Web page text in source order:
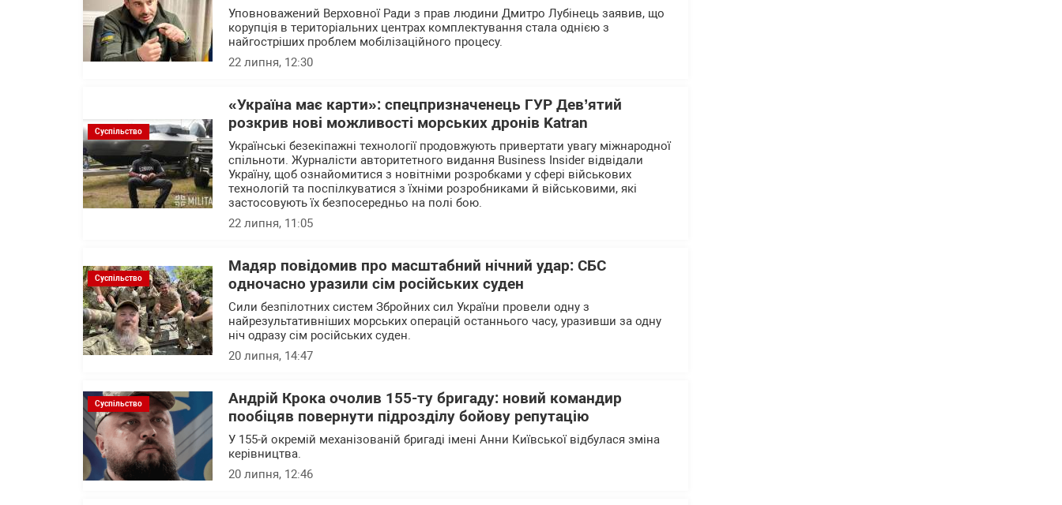
Уповноважений Верховної Ради з прав людини Дмитро Лубінець заявив, що
корупція в територіальних центрах комплектування стала однією з
найгостріших проблем мобілізаційного процесу.
22 липня, 12:30
Суспільство
«Україна має карти»: спецпризначенець ГУР Дев’ятий
розкрив нові можливості морських дронів Katran
Українські безекіпажні технології продовжують привертати увагу міжнародної
спільноти. Журналісти авторитетного видання Business Insider відвідали
Україну, щоб ознайомитися з новітніми розробками у сфері військових
технологій та поспілкуватися з їхніми розробниками й військовими, які
застосовують їх безпосередньо на полі бою.
22 липня, 11:05
Суспільство
Мадяр повідомив про масштабний нічний удар: СБС
одночасно уразили сім російських суден
Сили безпілотних систем Збройних сил України провели одну з
найрезультативніших морських операцій останнього часу, уразивши за одну
ніч одразу сім російських суден.
20 липня, 14:47
Суспільство
Андрій Крока очолив 155-ту бригаду: новий командир
пообіцяв повернути підрозділу бойову репутацію
У 155-й окремій механізованій бригаді імені Анни Київської відбулася зміна
керівництва.
20 липня, 12:46